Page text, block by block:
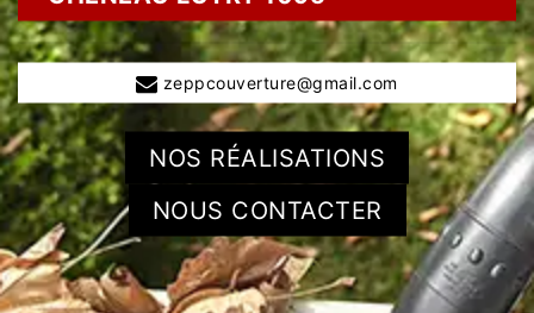
zeppcouverture@gmail.com
NOS RÉALISATIONS
NOUS CONTACTER